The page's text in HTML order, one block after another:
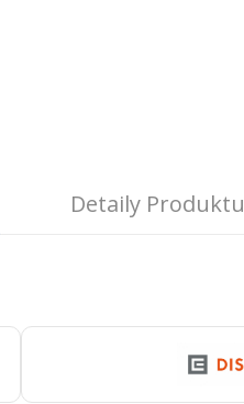
Detaily Produktu